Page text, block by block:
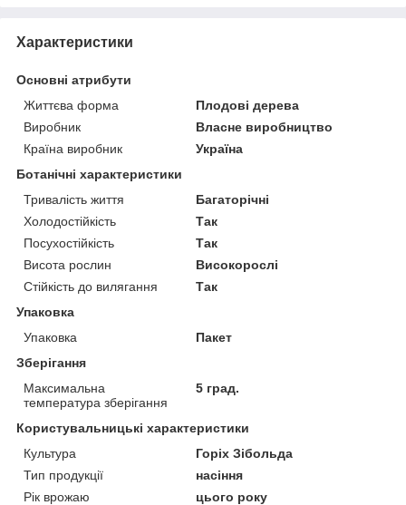
Характеристики
Основні атрибути
Життєва форма
Плодові дерева
Виробник
Власне виробництво
Країна виробник
Україна
Ботанічні характеристики
Тривалість життя
Багаторічні
Холодостійкість
Так
Посухостійкість
Так
Висота рослин
Високорослі
Стійкість до вилягання
Так
Упаковка
Упаковка
Пакет
Зберігання
Максимальна
температура зберігання
5 град.
Користувальницькі характеристики
Культура
Горіх Зібольда
Тип продукції
насіння
Рік врожаю
цього року